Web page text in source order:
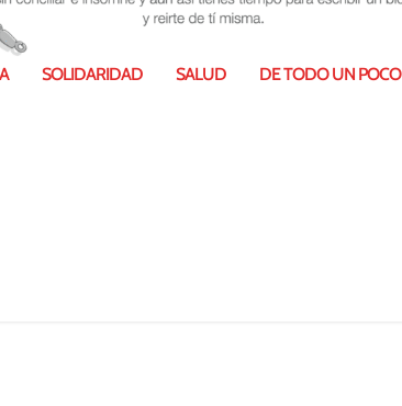
SOLIDARIDAD SALUD DE TODO UN POCO